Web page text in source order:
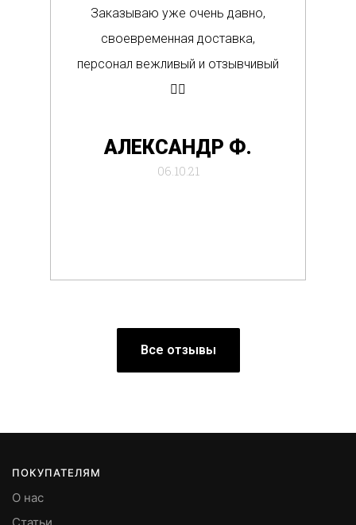
Заказываю уже очень давно,
своевременная доставка,
персонал вежливый и отзывчивый
👍🏼
АЛЕКСАНДР Ф.
06.10.21
Все отзывы
ПОКУПАТЕЛЯМ
О нас